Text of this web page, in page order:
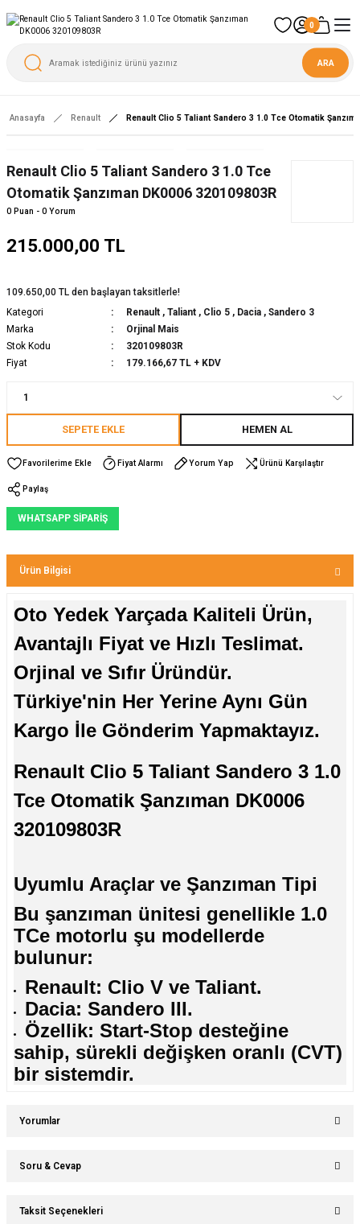
0
ARA
Anasayfa Renault Renault Clio 5 Taliant Sandero 3 1.0 Tce Otomatik
Renault Clio 5 Taliant Sandero 3 1.0 Tce
Otomatik Şanzıman DK0006 320109803R
0 Puan - 0 Yorum
215.000,00 TL
109.650,00 TL den başlayan taksitlerle!
Kategori
Renault , Taliant , Clio 5 , Dacia , Sandero 3
Marka
Orjinal Mais
Stok Kodu
320109803R
Fiyat
179.166,67 TL + KDV
SEPETE EKLE HEMEN AL
Fiyat Alarmı Yorum Yap Ürünü Karşılaştır
Paylaş
WHATSAPP SİPARİŞ
Ürün Bilgisi
Oto Yedek Yarçada Kaliteli Ürün,
Avantajlı Fiyat ve Hızlı Teslimat.
Orjinal ve Sıfır Üründür.
Türkiye'nin Her Yerine Aynı Gün
Kargo İle Gönderim Yapmaktayız.
Renault Clio 5 Taliant Sandero 3 1.0
Tce Otomatik Şanzıman DK0006
320109803R
Uyumlu Araçlar ve Şanzıman Tipi
Bu şanzıman ünitesi genellikle 1.0
TCe motorlu şu modellerde
bulunur:
Renault: Clio V ve Taliant.
Dacia: Sandero III.
Özellik: Start-Stop desteğine
sahip, sürekli değişken oranlı (CVT)
bir sistemdir.
Yorumlar
Soru & Cevap
Taksit Seçenekleri